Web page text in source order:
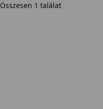
Összesen 1 találat